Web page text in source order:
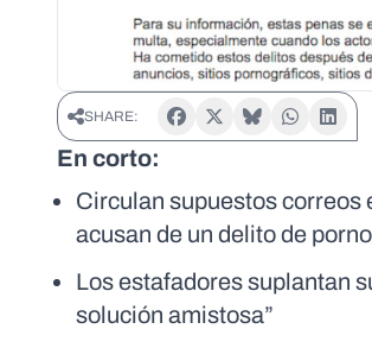
SHARE:
En corto:
Circulan supuestos correos
acusan de un delito de
Los estafadores suplantan
solución amistosa”